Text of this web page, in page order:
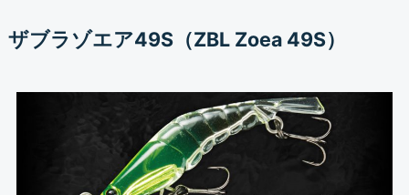
ザブラゾエア49S（ZBL Zoea 49S）